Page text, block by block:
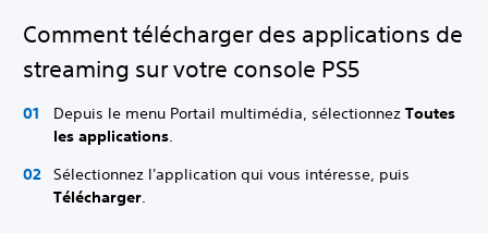
Comment télécharger des applications de
streaming sur votre console PS5
Depuis le menu Portail multimédia, sélectionnez Toutes
les applications.
Sélectionnez l'application qui vous intéresse, puis
Télécharger.